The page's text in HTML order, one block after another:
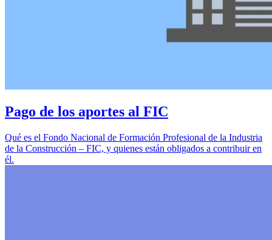
Pago de los aportes al FIC
Qué es el Fondo Nacional de Formación Profesional de la Industria
de la Construcción – FIC, y quienes están obligados a contribuir en
él.